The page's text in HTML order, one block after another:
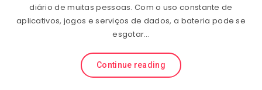
diário de muitas pessoas. Com o uso constante de
aplicativos, jogos e serviços de dados, a bateria pode se
esgotar…
Continue reading